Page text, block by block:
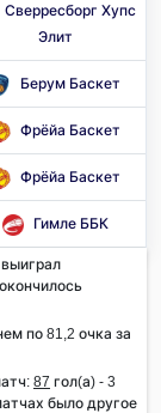
Сверресборг Хупс
Элит
Берум Баскет
Фрёйа Баскет
Фрёйа Баскет
Гимле ББК
по 81,2 очка за
87 гол(а) - 3
было другое